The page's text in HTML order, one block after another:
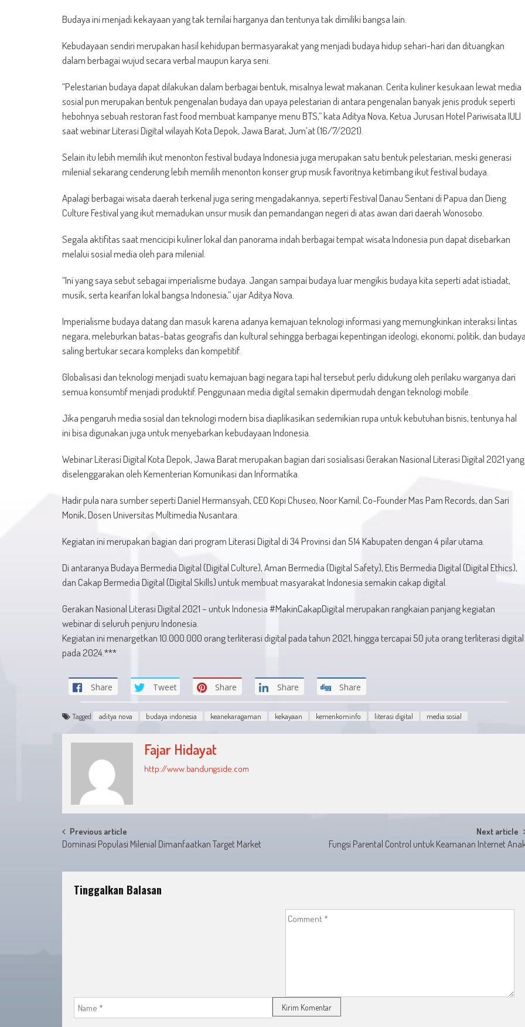
Budaya ini menjadi kekayaan yang tak ternilai harganya dan tentunya tak dimiliki bangsa lain.
Kebudayaan sendiri merupakan hasil kehidupan bermasyarakat yang menjadi budaya hidup sehari-hari dan dituangkan
dalam berbagai wujud secara verbal maupun karya seni.
“Pelestarian budaya dapat dilakukan dalam berbagai bentuk, misalnya lewat makanan. Cerita kuliner kesukaan lewat media
sosial pun merupakan bentuk pengenalan budaya dan upaya pelestarian di antara pengenalan banyak jenis produk seperti
hebohnya sebuah restoran fast food membuat kampanye menu BTS,” kata Aditya Nova, Ketua Jurusan Hotel Pariwisata IULI
saat webinar Literasi Digital wilayah Kota Depok, Jawa Barat, Jum’at (16/7/2021).
Selain itu lebih memilih ikut menonton festival budaya Indonesia juga merupakan satu bentuk pelestarian, meski generasi
milenial sekarang cenderung lebih memilih menonton konser grup musik favoritnya ketimbang ikut festival budaya.
Apalagi berbagai wisata daerah terkenal juga sering mengadakannya, seperti Festival Danau Sentani di Papua dan Dieng
Culture Festival yang ikut memadukan unsur musik dan pemandangan negeri di atas awan dari daerah Wonosobo.
Segala aktifitas saat mencicipi kuliner lokal dan panorama indah berbagai tempat wisata Indonesia pun dapat disebarkan
melalui sosial media oleh para milenial.
“Ini yang saya sebut sebagai imperialisme budaya. Jangan sampai budaya luar mengikis budaya kita seperti adat istiadat,
musik, serta kearifan lokal bangsa Indonesia,” ujar Aditya Nova.
Imperialisme budaya datang dan masuk karena adanya kemajuan teknologi informasi yang memungkinkan interaksi lintas
negara, meleburkan batas-batas geografis dan kultural sehingga berbagai kepentingan ideologi, ekonomi, politik, dan
saling bertukar secara kompleks dan kompetitif.
Globalisasi dan teknologi menjadi suatu kemajuan bagi negara tapi hal tersebut perlu didukung oleh perilaku warganya dari
semua konsumtif menjadi produktif. Penggunaan media digital semakin dipermudah dengan teknologi mobile.
Jika pengaruh media sosial dan teknologi modern bisa diaplikasikan sedemikian rupa untuk kebutuhan bisnis, tentunya hal
ini bisa digunakan juga untuk menyebarkan kebudayaan Indonesia.
Webinar Literasi Digital Kota Depok, Jawa Barat merupakan bagian dari sosialisasi Gerakan Nasional Literasi Digital 2021 yang
diselenggarakan oleh Kementerian Komunikasi dan Informatika.
Hadir pula nara sumber seperti Daniel Hermansyah, CEO Kopi Chuseo, Noor Kamil, Co-Founder Mas Pam Records, dan Sari
Monik, Dosen Universitas Multimedia Nusantara.
Kegiatan ini merupakan bagian dari program Literasi Digital di 34 Provinsi dan 514 Kabupaten dengan 4 pilar utama.
Di antaranya Budaya Bermedia Digital (Digital Culture), Aman Bermedia (Digital Safety), Etis Bermedia Digital (Digital Ethics),
dan Cakap Bermedia Digital (Digital Skills) untuk membuat masyarakat Indonesia semakin cakap digital.
Gerakan Nasional Literasi Digital 2021 – untuk Indonesia #MakinCakapDigital merupakan rangkaian panjang kegiatan
webinar di seluruh penjuru Indonesia.
Kegiatan ini menargetkan 10.000.000 orang terliterasi digital pada tahun 2021, hingga tercapai 50 juta orang terliterasi digital
pada 2024.***
Share Tweet Share Share Share
Tagged aditya nova budaya indonesia keanekaragaman kekayaan kemenkominfo literasi digital media sosial
Fajar Hidayat
http://www.bandungside.com
Post
navigation
Previous article
Dominasi Populasi Milenial Dimanfaatkan Target Market
Next article
Fungsi Parental Control untuk Keamanan Internet
Tinggalkan Balasan